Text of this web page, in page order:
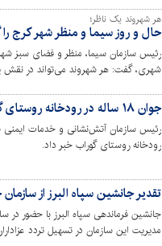
هر شهروند یک ناظر؛
حال و روز سیما و منظر شهر کرج
رئیس سازمان سیما، منظر و فضای سبز
شهری، گفت: هر شهروند می‌تواند در نقش
جوان ۱۸ ساله در رودخانه روستای گوراب غرق شد
رودخانه روستای گوراب خبر داد.
تقدیر جانشین سپاه البرز از
جانشین فرماندهی سپاه البرز با حضور
مدیریت این سازمان در تسهیل تردد